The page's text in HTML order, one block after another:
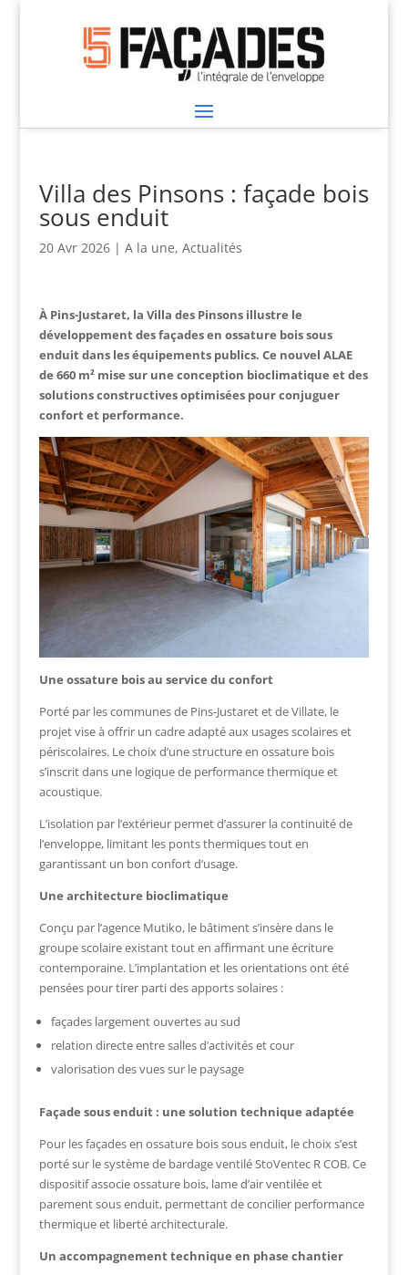
Villa des Pinsons : façade bois
sous enduit
20 Avr 2026| A la une, Actualités
À Pins-Justaret, la Villa des Pinsons illustre le
développement des façades en ossature bois sous
enduit dans les équipements publics. Ce nouvel ALAE
de 660 m² mise sur une conception bioclimatique et des
solutions constructives optimisées pour conjuguer
confort et performance.
Une ossature bois au service du confort
Porté par les communes de Pins-Justaret et de Villate, le
projet vise à offrir un cadre adapté aux usages scolaires et
périscolaires. Le choix d’une structure en ossature bois
s’inscrit dans une logique de performance thermique et
acoustique.
L’isolation par l’extérieur permet d’assurer la continuité de
l’enveloppe, limitant les ponts thermiques tout en
garantissant un bon confort d’usage.
Une architecture bioclimatique
Conçu par l’agence Mutiko, le bâtiment s’insère dans le
groupe scolaire existant tout en affirmant une écriture
contemporaine. L’implantation et les orientations ont été
pensées pour tirer parti des apports solaires :
façades largement ouvertes au sud
relation directe entre salles d’activités et cour
valorisation des vues sur le paysage
Façade sous enduit : une solution technique adaptée
Pour les façades en ossature bois sous enduit, le choix s’est
porté sur le système de bardage ventilé StoVentec R COB. Ce
dispositif associe ossature bois, lame d’air ventilée et
parement sous enduit, permettant de concilier performance
thermique et liberté architecturale.
Un accompagnement technique en phase chantier